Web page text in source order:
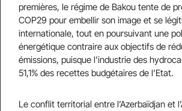
premières, le régime de Bakou tente de
COP29 pour embellir son image et se
internationale, tout en poursuivant une
énergétique contraire aux objectifs de
émissions, puisque l’industrie des
51,1% des recettes budgétaires de l’Etat.
Le conflit territorial entre l’Azerbaïdjan et